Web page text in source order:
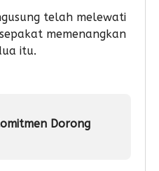
telah melewati
memenangkan
itu.
Dorong